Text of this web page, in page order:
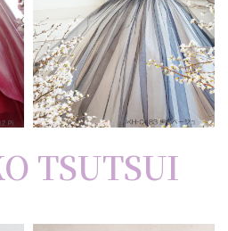
TSUTSUI